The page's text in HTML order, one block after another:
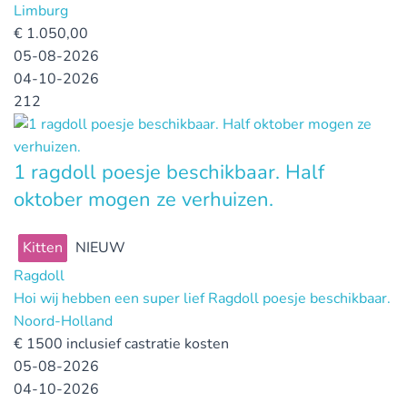
Limburg
€ 1.050,00
05-08-2026
04-10-2026
212
1 ragdoll poesje beschikbaar. Half
oktober mogen ze verhuizen.
Kitten
NIEUW
Ragdoll
Hoi wij hebben een super lief Ragdoll poesje beschikbaar.
Noord-Holland
€ 1500 inclusief castratie kosten
05-08-2026
04-10-2026